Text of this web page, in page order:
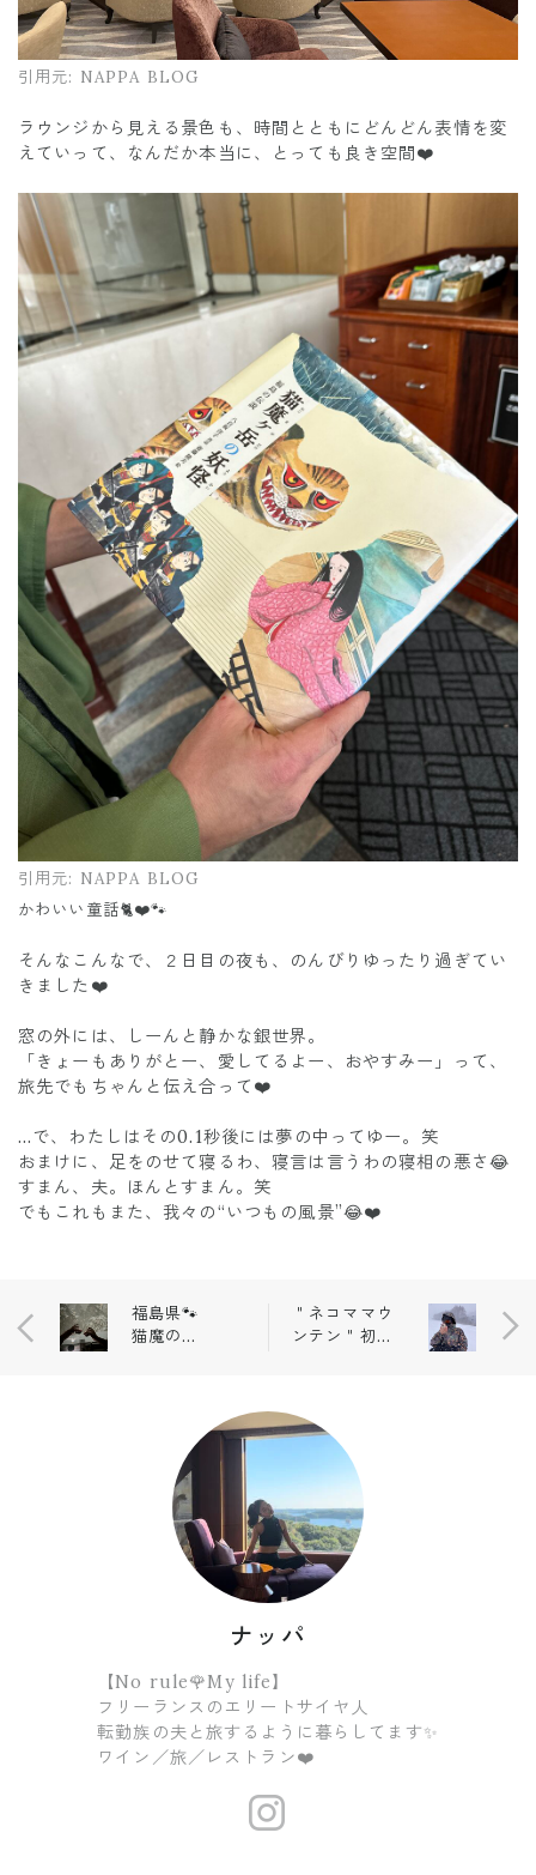
引用元: NAPPA BLOG
ラウンジから見える景色も、時間とともにどんどん表情を変
えていって、なんだか本当に、とっても良き空間❤️
引用元: NAPPA BLOG
かわいい童話🐈❤️🐾
そんなこんなで、２日目の夜も、のんびりゆったり過ぎてい
きました❤️
窓の外には、しーんと静かな銀世界。
「きょーもありがとー、愛してるよー、おやすみー」って、
旅先でもちゃんと伝え合って❤️
…で、わたしはその0.1秒後には夢の中ってゆー。笑
おまけに、足をのせて寝るわ、寝言は言うわの寝相の悪さ😂
すまん、夫。ほんとすまん。笑
でもこれもまた、我々の“いつもの風景”😂❤️
福島県🐾
猫魔の雪
＂ネコママウ
ンテン＂初心
ナッパ
【No rule🌹My life】
フリーランスのエリートサイヤ人
転勤族の夫と旅するように暮らしてます✨
ワイン／旅／レストラン❤️